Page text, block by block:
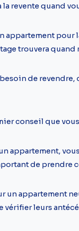
revente quand
appartement
trouvera quand
besoin de
conseil que
appartement,
de prendre
un appartement
vérifier leurs